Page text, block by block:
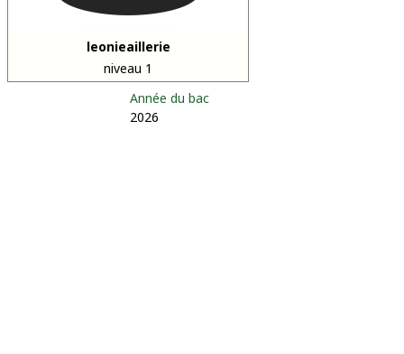
leonieaillerie
niveau 1
Année du bac
2026